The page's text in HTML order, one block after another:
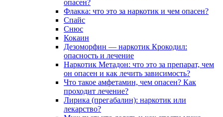
опасен?
Флакка: что это за наркотик и чем опасен?
Спайс
Снюс
Кокаин
Дезоморфин — наркотик Крокодил:
опасность и лечение
Наркотик Метадон: что это за препарат, чем
он опасен и как лечить зависимость?
Что такое амфетамин, чем опасен? Как
проходит лечение?
Лирика (прегабалин): наркотик или
лекарство?